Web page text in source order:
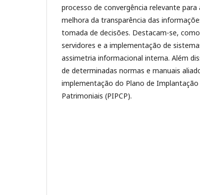
processo de convergência relevante
melhora da transparência das
tomada de decisões. Destacam-se,
servidores e a implementação de
assimetria informacional interna. Além
de determinadas normas e manuais
implementação do Plano de
Patrimoniais (PIPCP).